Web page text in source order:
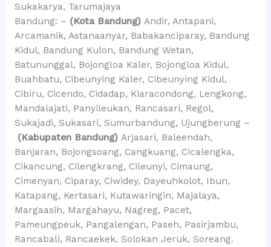
Sukakarya, Tarumajaya
Bandung: – (Kota Bandung)Andir, Antapani,
Arcamanik, Astanaanyar, Babakanciparay, Bandung
Kidul, Bandung Kulon, Bandung Wetan,
Batununggal, Bojongloa Kaler, Bojongloa Kidul,
Buahbatu, Cibeunying Kaler, Cibeunying Kidul,
Cibiru, Cicendo, Cidadap, Kiaracondong, Lengkong,
Mandalajati, Panyileukan, Rancasari, Regol,
Sukajadi, Sukasari, Sumurbandung, Ujungberung –
(Kabupaten Bandung)Arjasari, Baleendah,
Banjaran, Bojongsoang, Cangkuang, Cicalengka,
Cikancung, Cilengkrang, Cileunyi, Cimaung,
Cimenyan, Ciparay, Ciwidey, Dayeuhkolot, Ibun,
Katapang, Kertasari, Kutawaringin, Majalaya,
Margaasih, Margahayu, Nagreg, Pacet,
Pameungpeuk, Pangalengan, Paseh, Pasirjambu,
Rancabali, Rancaekek, Solokan Jeruk, Soreang.